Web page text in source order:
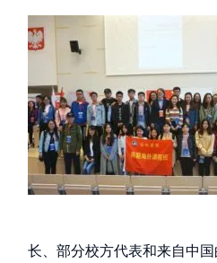
长、部分校方代表和来自中